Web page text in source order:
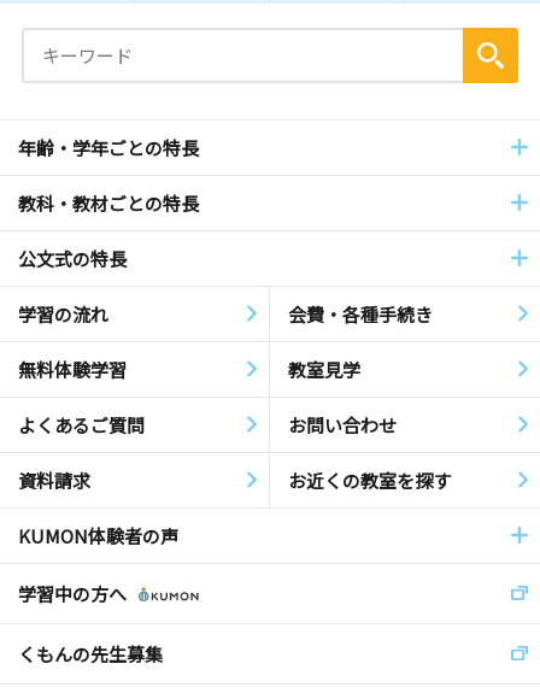
年齢・学年ごとの特長
教科・教材ごとの特長
公文式の特長
学習の流れ 会費・各種手続き
無料体験学習 教室見学
よくあるご質問 お問い合わせ
資料請求 お近くの教室を探す
KUMON体験者の声
学習中の方へ
くもんの先生募集